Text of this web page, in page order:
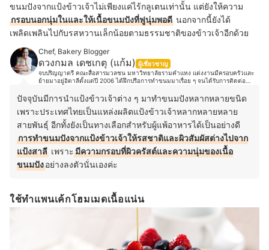
ขนมปังจากแป้งข้าวเจ้าไม่เพียงแค่ไร้กลูเตนเท่านั้น แต่ยังให้ความ
กรอบนอกนุ่มในและให้เนื้อขนมปังที่ฟูนุ่มพอดี นอกจากนี้ยังได้
เพลิดเพลินไปกับรสหวานเล็กน้อยตามธรรมชาติของข้าวเจ้าอีกด้วย
Chef, Bakery Blogger
ดวงกมล เดชเกตุ (แก้ม) ผู้เชี่ยวชาญ
จบปริญญาตรี คณะสื่อสารมวลชน มหาวิทยาลัยรามคำแหง แต่งงานมีครอบครัวและ
ย้ายมาอยู่อิตาลีตั้งแต่ปี 2006 ได้ฝึกปรือการทำขนมมาเรื่อย ๆ จนได้รับการติดต่อ
มาทำงานในร้านในตำแหน่ง Pastry Chef ของร้าน ตั้งแต่ปี 2018 เป็นเวลาสามปี และ
ปัจจุบันได้เข้ามาร่วมงานกับ Pasticceria Caffè Pirona (50 Top Italy Pasticcerie
2022) ส่วนตัวชอบขีดเขียนและถ่ายรูปขนมสวยๆ ตามสไตล์พร้อมเอกลักษณ์และ
Signature ที่ชัดเจน ชอบเดินทางท่องเที่ยวไปชิมขนมในที่ต่าง ๆ จนกระทั่งมาจับปลาย
ปากกาเขียนหนังสือเบเกอรี่ “Bake with heart” และได้ฝึกพัฒนาฝีมือจนกระทั่งได้เข้า
ทำงานสายขนมหวานอย่างจริงจังที่ร้านเก่าแก่ติดอันดับ Top 10 ของประเทศอิตาลีและ
Top 50 Best Coffee Of The World
ปัจจุบันมีการนำแป้งข้าวเจ้าต่าง ๆ มาทำขนมปังหลากหลายขนิด
เพราะประเทศไทยเป็นแหล่งผลิตแป้งข้าวเจ้าหลากหลายหลาย
สายพันธุ์ อีกทั้งยังเป็นทางเลือกสำหรับผู้แพ้อาหารได้เป็นอย่างดี
การทำขนมปังจากแป้งข้าวเจ้าให้รสชาติและผิวสัมผัสต่างไปจาก
แป้งสาลี เพราะมีความกรอบที่ผิวครัสต์และความนุ่มของเนื้อ
ขนมปังอย่างลงตัวนั่นเองค่ะ
ใช้ทำแพนเค้กโฮมเมดเนื้อแน่น